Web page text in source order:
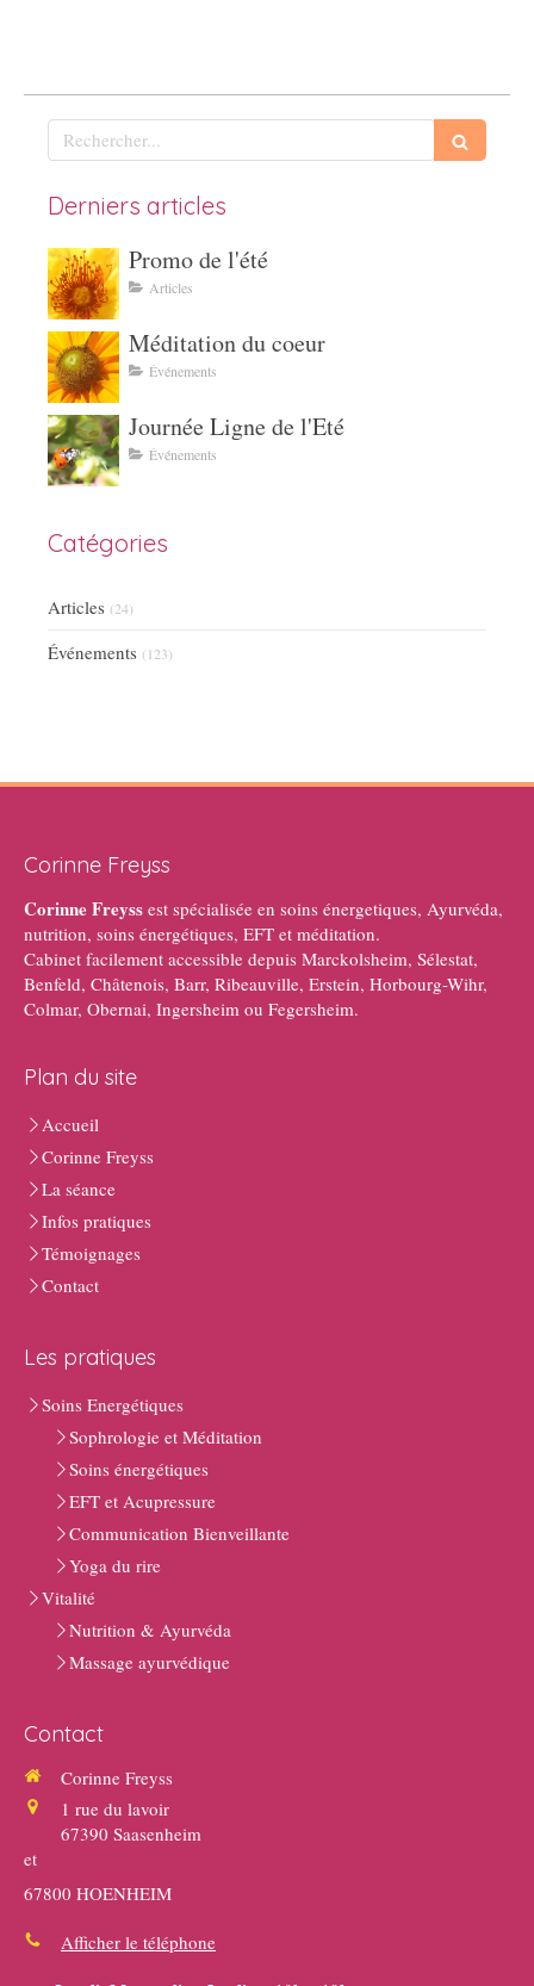
Rechercher
Derniers articles
Promo de l'été
Articles
Méditation du coeur
Événements
Journée Ligne de l'Eté
Événements
Catégories
Articles (24)
Événements (123)
Corinne Freyss
Corinne Freyss est spécialisée en soins énergetiques, Ayurvéda,
nutrition, soins énergétiques, EFT et méditation.
Cabinet facilement accessible depuis Marckolsheim, Sélestat,
Benfeld, Châtenois, Barr, Ribeauville, Erstein, Horbourg-Wihr,
Colmar, Obernai, Ingersheim ou Fegersheim.
Plan du site
Accueil
Corinne Freyss
La séance
Infos pratiques
Témoignages
Contact
Les pratiques
Soins Energétiques
Sophrologie et Méditation
Soins énergétiques
EFT et Acupressure
Communication Bienveillante
Yoga du rire
Vitalité
Nutrition & Ayurvéda
Massage ayurvédique
Contact
Corinne Freyss
1 rue du lavoir
67390 Saasenheim
et
67800 HOENHEIM
Afficher le téléphone